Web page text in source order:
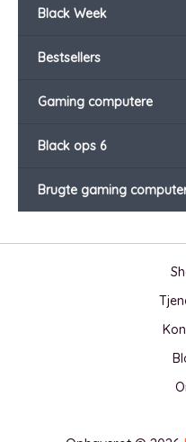
Black Week
Bestsellers
Gaming computere
Black ops 6
Brugte gaming